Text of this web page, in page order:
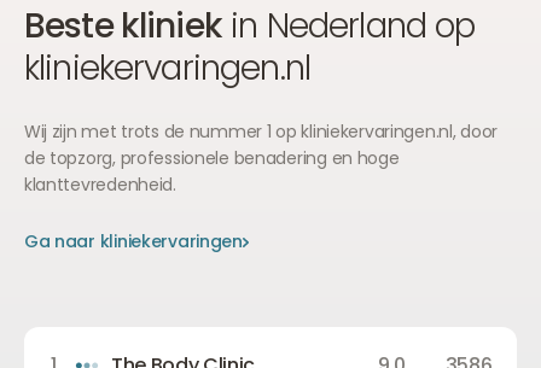
Beste kliniekin Nederland op
kliniekervaringen.nl
Wij zijn met trots de nummer 1 op kliniekervaringen.nl, door
de topzorg, professionele benadering en hoge
klanttevredenheid.
Ga naar kliniekervaringen
Ga naar kliniekervaringen